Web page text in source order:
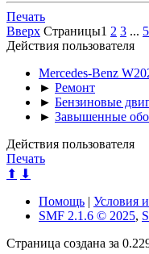
Печать
Вверх Страницы1 2 3 ... 5
Действия пользователя
Mercedes-Benz
► Ремонт
► Бензиновые
► Завышенные
Действия пользователя
Печать
⬆ ⬇
Помощь | Условия
SMF 2.1.6 © 2025,
Страница создана за